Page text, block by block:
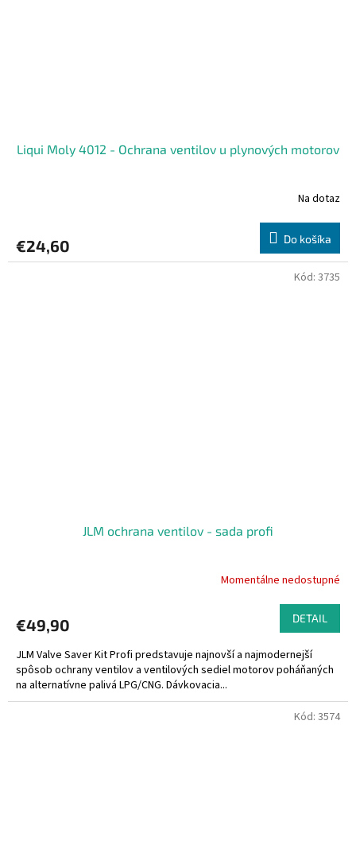
Liqui Moly 4012 - Ochrana ventilov u plynových motorov
Na dotaz
€24,60 Do košíka
JLM ochrana ventilov - sada profi
Momentálne nedostupné
€49,90 DETAIL
JLM Valve Saver Kit Profi predstavuje najnovší a najmodernejší
spôsob ochrany ventilov a ventilových sediel motorov poháňaných
na alternatívne palivá LPG/CNG. Dávkovacia...
Kód: 3735
Kód: 3574